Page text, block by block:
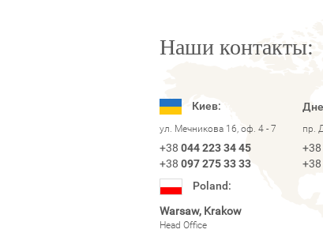
Наши контакты:
Киев:
ул. Мечникова 16, оф. 4 - 7
+38 044 223 34 45
+38 097 275 33 33
пр.
+38
+38
Poland:
Warsaw, Krakow
Head Office